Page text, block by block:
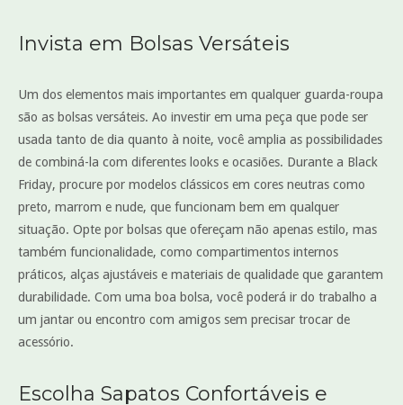
Invista em Bolsas Versáteis
Um dos elementos mais importantes em qualquer guarda-roupa
são as bolsas versáteis. Ao investir em uma peça que pode ser
usada tanto de dia quanto à noite, você amplia as possibilidades
de combiná-la com diferentes looks e ocasiões. Durante a Black
Friday, procure por modelos clássicos em cores neutras como
preto, marrom e nude, que funcionam bem em qualquer
situação. Opte por bolsas que ofereçam não apenas estilo, mas
também funcionalidade, como compartimentos internos
práticos, alças ajustáveis e materiais de qualidade que garantem
durabilidade. Com uma boa bolsa, você poderá ir do trabalho a
um jantar ou encontro com amigos sem precisar trocar de
acessório.
Escolha Sapatos Confortáveis e